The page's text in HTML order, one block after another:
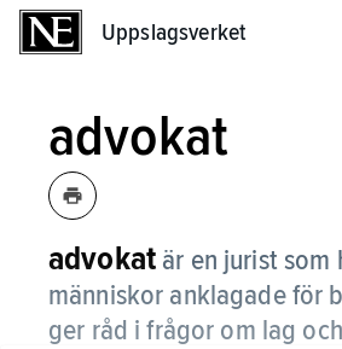
Uppslagsverket
advokat
advokat är en jurist som
människor anklagade för
ger råd i frågor om lag